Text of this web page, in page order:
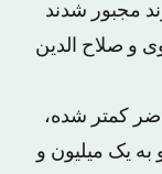
۳ ملیون و ۴۲ شهروند مجبور شدند
و صلاح الدین
کمتر شده،
یک میلیون و